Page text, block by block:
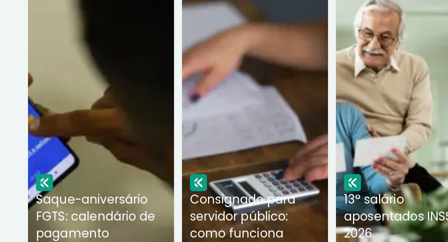
Saque-aniversário
FGTS: calendário de
pagamento
Consignado para
servidor público:
como funciona
13° salário
aposentados
2026